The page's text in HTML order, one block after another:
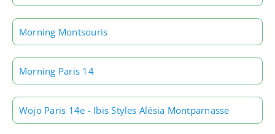
Morning Montsouris
Morning Paris 14
Wojo Paris 14e - Ibis Styles Alésia Montparnasse